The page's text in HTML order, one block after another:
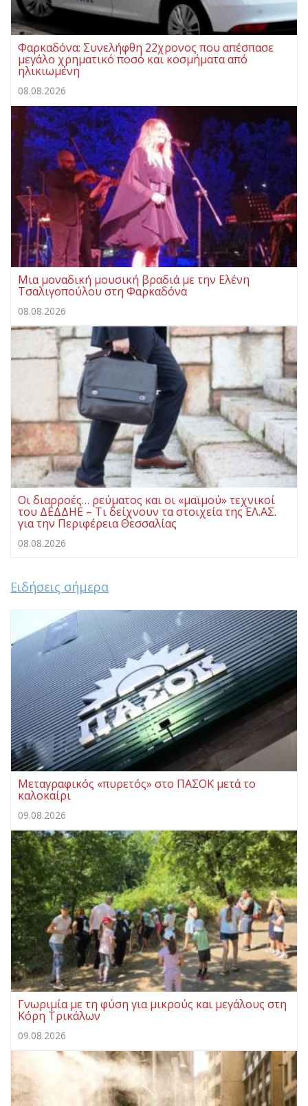
Φαρκαδόνα: Συνελήφθη 22χρονος που απέσπασε
μεγάλο χρηματικό ποσό και κοσμήματα από
ηλικιωμένη
08.08.2026
Μια μοναδική μουσική βραδιά με την Ελένη
Τσαλιγοπούλου στη Φαρκαδόνα
08.08.2026
Οι διαρροές… ρεύματος και οι «μαϊμού» τεχνικοί
του ΔΕΔΔΗΕ – Τι δείχνουν τα στοιχεία της ΕΛ.ΑΣ.
για την Περιφέρεια Θεσσαλίας
08.08.2026
Ειδήσεις σήμερα
Μεταγραφικός «πυρετός» στο ΠΑΣΟΚ μετά το
καλοκαίρι
09.08.2026
Γνωριμία με τη φύση για μικρούς και μεγάλους στη
Κόρη Τρικάλων
09.08.2026